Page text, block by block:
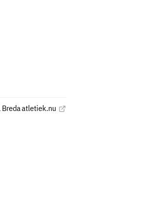
Bredaatletiek.nu